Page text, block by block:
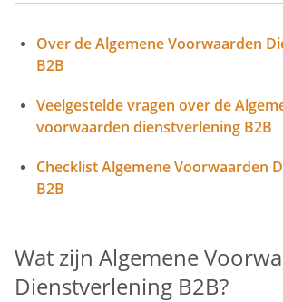
Over de Algemene Voorwaarden
B2B
Veelgestelde vragen over de
voorwaarden dienstverlening B2B
Checklist Algemene Voorwaarden
B2B
Wat zijn Algemene
Dienstverlening B2B?